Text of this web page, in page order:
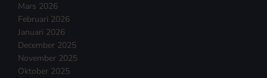
Mars 2026
Februari 2026
Januari 2026
December 2025
November 2025
Oktober 2025